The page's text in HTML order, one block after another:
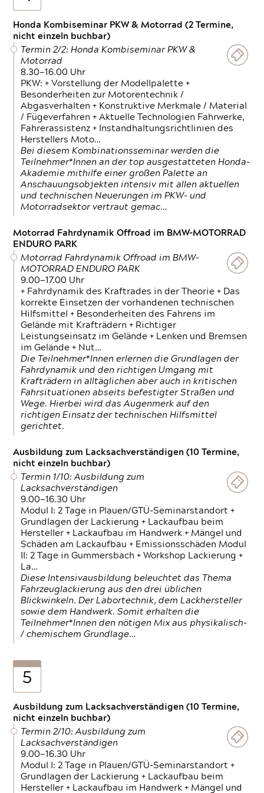
Honda Kombiseminar PKW & Motorrad (2 Termine,
nicht einzeln buchbar)
Termin 2/2: Honda Kombiseminar PKW &
Motorrad
8.30—16.00 Uhr
PKW: + Vorstellung der Modellpalette +
Besonderheiten zur Motorentechnik /
Abgasverhalten + Konstruktive Merkmale / Material
/ Fügeverfahren + Aktuelle Technologien Fahrwerke,
Fahrerassistenz + Instandhaltungsrichtlinien des
Herstellers Moto…
Bei diesem Kombinationsseminar werden die
Teilnehmer*Innen an der top ausgestatteten Honda-
Akademie mithilfe einer großen Palette an
Anschauungsobjekten intensiv mit allen aktuellen
und technischen Neuerungen im PKW- und
Motorradsektor vertraut gemac…
Motorrad Fahrdynamik Offroad im BMW-MOTORRAD
ENDURO PARK
Motorrad Fahrdynamik Offroad im BMW-
MOTORRAD ENDURO PARK
9.00—17.00 Uhr
+ Fahrdynamik des Kraftrades in der Theorie + Das
korrekte Einsetzen der vorhandenen technischen
Hilfsmittel + Besonderheiten des Fahrens im
Gelände mit Krafträdern + Richtiger
Leistungseinsatz im Gelände + Lenken und Bremsen
im Gelände + Nut…
Die Teilnehmer*Innen erlernen die Grundlagen der
Fahrdynamik und den richtigen Umgang mit
Krafträdern in alltäglichen aber auch in kritischen
Fahrsituationen abseits befestigter Straßen und
Wege. Hierbei wird das Augenmerk auf den
richtigen Einsatz der technischen Hilfsmittel
gerichtet.
Ausbildung zum Lacksachverständigen (10 Termine,
nicht einzeln buchbar)
Termin 1/10: Ausbildung zum
Lacksachverständigen
9.00—16.30 Uhr
Modul I: 2 Tage in Plauen/GTÜ-Seminarstandort +
Grundlagen der Lackierung + Lackaufbau beim
Hersteller + Lackaufbau im Handwerk + Mängel und
Schäden am Lackaufbau + Emissionsschäden Modul
II: 2 Tage in Gummersbach + Workshop Lackierung +
La…
Diese Intensivausbildung beleuchtet das Thema
Fahrzeuglackierung aus den drei üblichen
Blickwinkeln. Der Labortechnik, dem Lackhersteller
sowie dem Handwerk. Somit erhalten die
Teilnehmer*Innen den nötigen Mix aus physikalisch-
/ chemischem Grundlage…
5
Ausbildung zum Lacksachverständigen (10 Termine,
nicht einzeln buchbar)
Termin 2/10: Ausbildung zum
Lacksachverständigen
9.00—16.30 Uhr
Modul I: 2 Tage in Plauen/GTÜ-Seminarstandort +
Grundlagen der Lackierung + Lackaufbau beim
Hersteller + Lackaufbau im Handwerk + Mängel und